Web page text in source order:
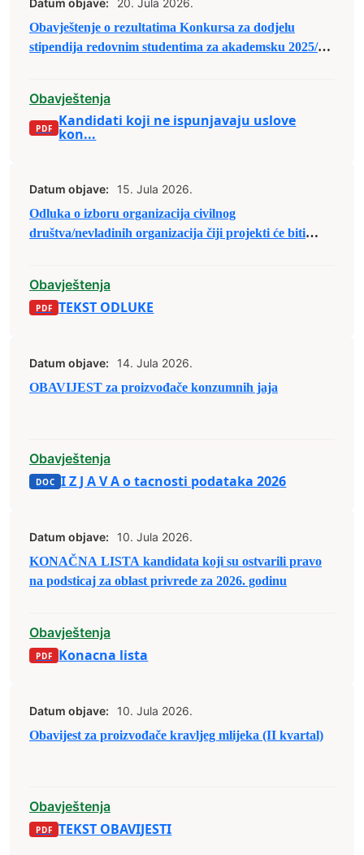
Datum objave:
20. Jula 2026.
Obavještenje o rezultatima Konkursa za dodjelu
stipendija redovnim studentima za akademsku 2025/26.
Obavještenja
Kandidati koji ne ispunjavaju uslove
kon...
Datum objave:
15. Jula 2026.
Odluka o izboru organizacija civilnog
društva/nevladinih organizacija čiji projekti će biti
područja Grada Zenica za predaju prijedloga
projekata u sklopu raspodjele budžetskih sredstava za
Obavještenja
TEKST ODLUKE
Datum objave:
14. Jula 2026.
OBAVIJEST za proizvođače konzumnih jaja
Obavještenja
I Z J A V A o tacnosti podataka 2026
Datum objave:
10. Jula 2026.
KONAČNA LISTA kandidata koji su ostvarili pravo
na podsticaj za oblast privrede za 2026. godinu
Obavještenja
Konacna lista
Datum objave:
10. Jula 2026.
Obavijest za proizvođače kravljeg mlijeka (II kvartal)
Obavještenja
TEKST OBAVIJESTI